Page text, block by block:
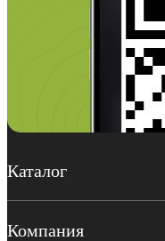
Каталог
Компания